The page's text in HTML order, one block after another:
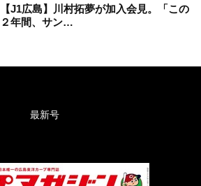
【J1広島】川村拓夢が加入会見。「この
２年間、サン…
最新号